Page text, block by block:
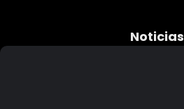
Noticias